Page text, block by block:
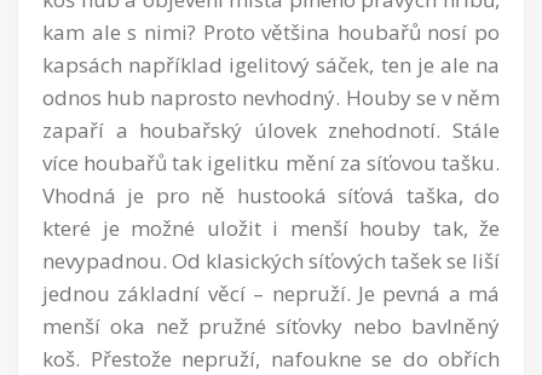
kam ale s nimi? Proto většina houbařů nosí po
kapsách například igelitový sáček, ten je ale na
odnos hub naprosto nevhodný. Houby se v něm
zapaří a houbařský úlovek znehodnotí. Stále
více houbařů tak igelitku mění za síťovou tašku.
Vhodná je pro ně hustooká síťová taška, do
které je možné uložit i menší houby tak, že
nevypadnou. Od klasických síťových tašek se liší
jednou základní věcí – nepruží. Je pevná a má
menší oka než pružné síťovky nebo bavlněný
koš. Přestože nepruží, nafoukne se do obřích